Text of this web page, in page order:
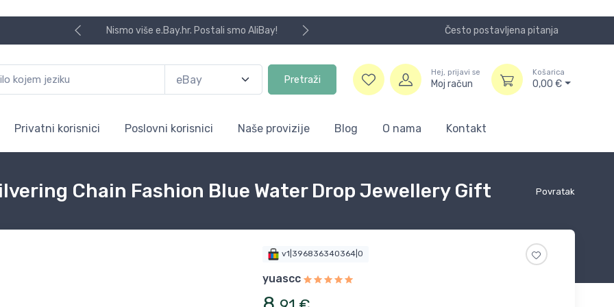
Nismo više e.Bay.hr. Postali smo AliBay! Često postavljena pitanja
Pretraži
Hej, prijavi se
Moj račun
Košarica
0,00 €
Privatni korisnici Poslovni korisnici Naše provizije Blog O nama Kontakt
Povratak
Chain Fashion Blue Water Drop Jewellery Gift
v1|396836340364|0
yuascc